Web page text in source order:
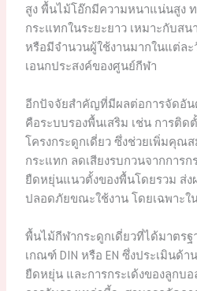
สูง พื้นไม้โอ๊กมีความหนาแน่นสูง
กระแทกในระยะยาว เหมาะกับส
หรือมีจำนวนผู้ใช้งานมากในแต่ละ
เอนกประสงค์ของศูนย์กีฬา
อีกปัจจัยสำคัญที่มีผลต่อการจัดอั
คือระบบรองพื้นเสริม เช่น การติด
โครงกระดูกเดี่ยว ซึ่งช่วยเพิ่มคุณ
กระแทก ลดเสียงรบกวนจากการ
ยืดหยุ่นแนวตั้งของพื้นโดยรวม ส่ง
ปลอดภัยขณะใช้งาน โดยเฉพาะใ
พื้นไม้กีฬากระดูกเดี่ยวที่ได้มาตร
เกณฑ์ DIN หรือ EN ซึ่งประเมินด้
ยืดหยุ่น และการกระเด้งของลูกบ